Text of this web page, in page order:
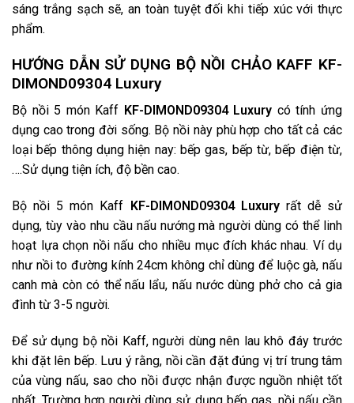
sáng trắng sạch sẽ, an toàn tuyệt đối khi tiếp xúc với thực
phẩm.
HƯỚNG DẪN SỬ DỤNG BỘ NỒI CHẢO KAFF KF-
DIMOND09304 Luxury
Bộ nồi 5 món Kaff KF-DIMOND09304 Luxury có tính ứng
dụng cao trong đời sống. Bộ nồi này phù hợp cho tất cả các
loại bếp thông dụng hiện nay: bếp gas, bếp từ, bếp điện từ,
….Sử dụng tiện ích, độ bền cao.
Bộ nồi 5 món Kaff KF-DIMOND09304 Luxuryrất dễ sử
dụng, tùy vào nhu cầu nấu nướng mà người dùng có thể linh
hoạt lựa chọn nồi nấu cho nhiều mục đích khác nhau. Ví dụ
như nồi to đường kính 24cm không chỉ dùng để luộc gà, nấu
canh mà còn có thể nấu lẩu, nấu nước dùng phở cho cả gia
đình từ 3-5 người.
Để sử dụng bộ nồi Kaff, người dùng nên lau khô đáy trước
khi đặt lên bếp. Lưu ý rằng, nồi cần đặt đúng vị trí trung tâm
của vùng nấu, sao cho nồi được nhận được nguồn nhiệt tốt